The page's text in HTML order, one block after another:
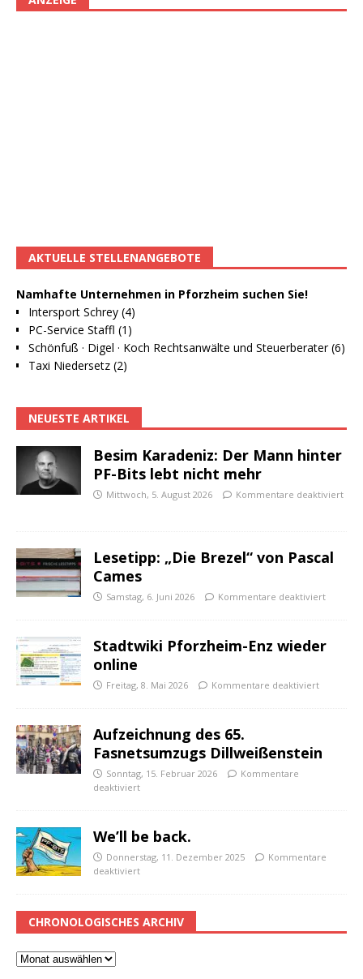
AKTUELLE STELLENANGEBOTE
Namhafte Unternehmen in Pforzheim suchen Sie!
Intersport Schrey (4)
PC-Service Staffl (1)
Schönfuß · Digel · Koch Rechtsanwälte und Steuerberater (6)
Taxi Niedersetz (2)
NEUESTE ARTIKEL
Besim Karadeniz: Der Mann hinter
PF-Bits lebt nicht mehr
Mittwoch, 5. August 2026 Kommentare deaktiviert
Lesetipp: „Die Brezel“ von Pascal
Cames
Samstag, 6. Juni 2026 Kommentare deaktiviert
Stadtwiki Pforzheim-Enz wieder
online
Freitag, 8. Mai 2026 Kommentare deaktiviert
Aufzeichnung des 65.
Fasnetsumzugs Dillweißenstein
Sonntag, 15. Februar 2026
Kommentare
deaktiviert
We’ll be back.
Donnerstag, 11. Dezember 2025
Kommentare
deaktiviert
CHRONOLOGISCHES ARCHIV